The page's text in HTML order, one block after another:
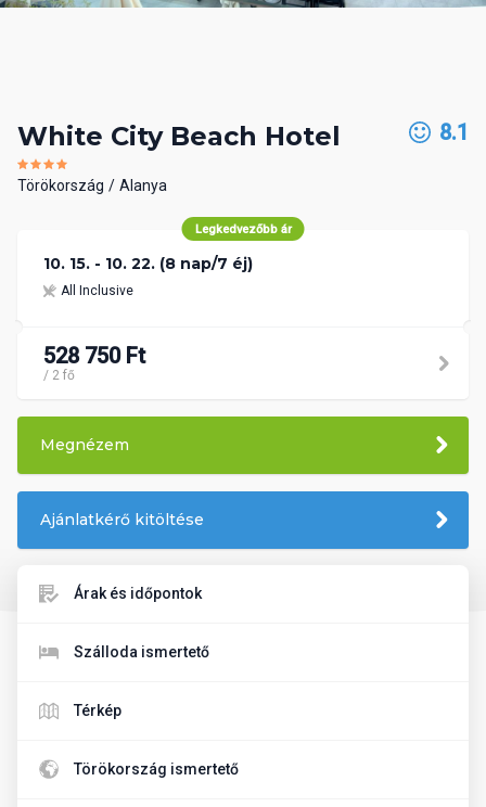
White City Beach Hotel
Törökország Alanya
8.1
Legkedvezőbb ár
10. 15. - 10. 22. (8 nap/7 éj)
All Inclusive
528 750 Ft
/ 2 fő
Megnézem
Ajánlatkérő kitöltése
Árak és időpontok
Szálloda ismertető
Térkép
Törökország ismertető